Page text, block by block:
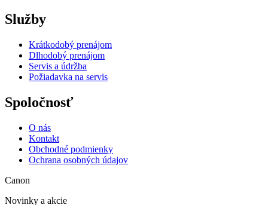
Služby
Krátkodobý prenájom
Dlhodobý prenájom
Servis a údržba
Požiadavka na servis
Spoločnosť
O nás
Kontakt
Obchodné podmienky
Ochrana osobných údajov
Canon
Novinky a akcie